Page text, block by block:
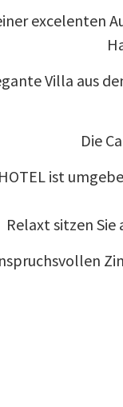
excelenten
Villa aus
Die
ist
Relaxt sitzen